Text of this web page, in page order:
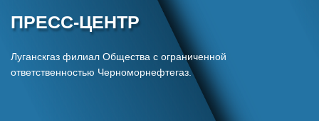
ПРЕСС-ЦЕНТР
Луганскгаз филиал Общества с ограниченной
ответственностью Черноморнефтегаз.